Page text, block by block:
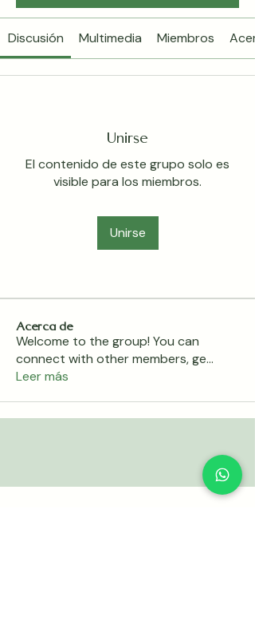
Discusión Multimedia Miembros
Unirse
El contenido de este grupo solo es
visible para los miembros.
Unirse
Acerca de
Welcome to the group! You can
connect with other members, ge...
Leer más